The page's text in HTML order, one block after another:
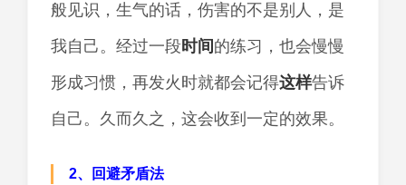
般见识，生气的话，伤害的不是别人，是
我自己。经过一段时间 的练习，也会慢慢
形成习惯，再发火时就都会记得这样告诉
自己。久而久之，这会收到一定的效果。
2、回避矛盾法